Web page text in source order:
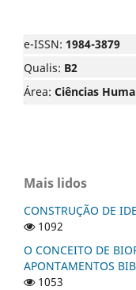
e-ISSN: 1984-3879
Qualis: B2
Área: Ciências
Mais lidos
CONSTRUÇÃO DE
1092
O CONCEITO DE
APONTAMENTOS
1053